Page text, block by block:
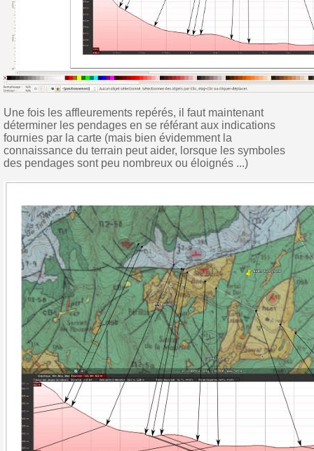
Une fois les affleurements repérés, il faut maintenant
déterminer les pendages en se référant aux indications
fournies par la carte (mais bien évidemment la
connaissance du terrain peut aider, lorsque les symboles
des pendages sont peu nombreux ou éloignés ...)